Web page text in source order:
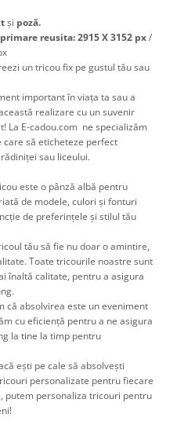
și poză.
reusita: 2915 X 3152 px/
un tricou fix pe gustul tău sau
important în viața ta sau a
realizare cu un suvenir
La E-cadou.com ne specializăm
să eticheteze perfect
sau liceului.
este o pânză albă pentru
de modele, culori și fonturi
de preferințele și stilul tău
tău să fie nu doar o amintire,
Toate tricourile noastre sunt
înaltă calitate, pentru a asigura
că absolvirea este un eveniment
cu eficiență pentru a ne asigura
la tine la timp pentru
ești pe cale să absolvești
personalizate pentru fiecare
putem personaliza tricouri pentru